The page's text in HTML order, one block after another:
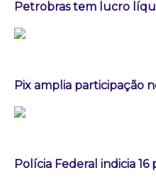
Petrobras tem lucro
Pix amplia participação
Polícia Federal indicia 16